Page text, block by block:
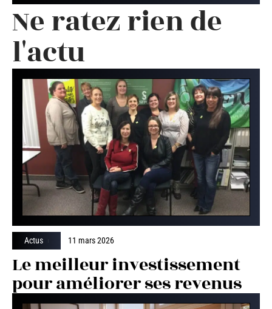
Ne ratez rien de
l'actu
Actus 11 mars 2026
Le meilleur investissement
pour améliorer ses revenus